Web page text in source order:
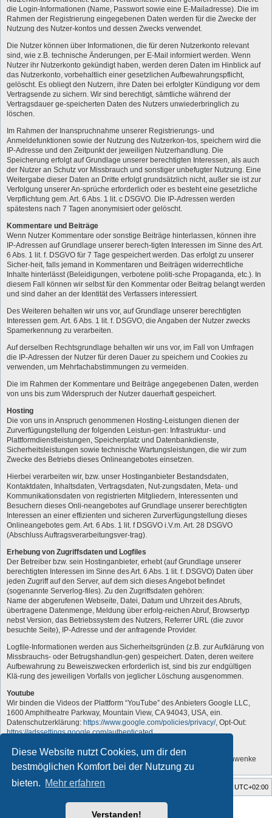
Diese Website nutzt Cookies, um dir den
bestmöglichen Komfort bei der Nutzung zu
bieten. Mehr erfahren
Verstanden!
die Login-Informationen (Name, Passwort sowie eine E-Mailadresse). Die im
Rahmen der Registrierung eingegebenen Daten werden für die Zwecke der
Nutzung des Nutzer-kontos und dessen Zwecks verwendet.
Die Nutzer können über Informationen, die für deren Nutzerkonto relevant
sind, wie z.B. technische Änderungen, per E-Mail informiert werden. Wenn
Nutzer ihr Nutzerkonto gekündigt haben, werden deren Daten im Hinblick auf
das Nutzerkonto, vorbehaltlich einer gesetzlichen Aufbewahrungspflicht,
gelöscht. Es obliegt den Nutzern, ihre Daten bei erfolgter Kündigung vor dem
Vertragsende zu sichern. Wir sind berechtigt, sämtliche während der
Vertragsdauer ge-speicherten Daten des Nutzers unwiederbringlich zu
löschen.
Im Rahmen der Inanspruchnahme unserer Registrierungs- und
Anmeldefunktionen sowie der Nutzung des Nutzerkon-tos, speichern wird die
IP-Adresse und den Zeitpunkt der jeweiligen Nutzerhandlung. Die
Speicherung erfolgt auf Grundlage unserer berechtigten Interessen, als auch
der Nutzer an Schutz vor Missbrauch und sonstiger unbefugter Nutzung. Eine
Weitergabe dieser Daten an Dritte erfolgt grundsätzlich nicht, außer sie ist zur
Verfolgung unserer An-sprüche erforderlich oder es besteht eine gesetzliche
Verpflichtung gem. Art. 6 Abs. 1 lit. c DSGVO. Die IP-Adressen werden
spätestens nach 7 Tagen anonymisiert oder gelöscht.
Kommentare und Beiträge
Wenn Nutzer Kommentare oder sonstige Beiträge hinterlassen, können ihre
IP-Adressen auf Grundlage unserer berech-tigten Interessen im Sinne des Art.
6 Abs. 1 lit. f. DSGVO für 7 Tage gespeichert werden. Das erfolgt zu unserer
Sicher-heit, falls jemand in Kommentaren und Beiträgen widerrechtliche
Inhalte hinterlässt (Beleidigungen, verbotene politi-sche Propaganda, etc.). In
diesem Fall können wir selbst für den Kommentar oder Beitrag belangt werden
und sind daher an der Identität des Verfassers interessiert.
Des Weiteren behalten wir uns vor, auf Grundlage unserer berechtigten
Interessen gem. Art. 6 Abs. 1 lit. f. DSGVO, die Angaben der Nutzer zwecks
Spamerkennung zu verarbeiten.
Auf derselben Rechtsgrundlage behalten wir uns vor, im Fall von Umfragen
die IP-Adressen der Nutzer für deren Dauer zu speichern und Cookies zu
verwenden, um Mehrfachabstimmungen zu vermeiden.
Die im Rahmen der Kommentare und Beiträge angegebenen Daten, werden
von uns bis zum Widerspruch der Nutzer dauerhaft gespeichert.
Hosting
Die von uns in Anspruch genommenen Hosting-Leistungen dienen der
Zurverfügungstellung der folgenden Leistun-gen: Infrastruktur- und
Plattformdienstleistungen, Speicherplatz und Datenbankdienste,
Sicherheitsleistungen sowie technische Wartungsleistungen, die wir zum
Zwecke des Betriebs dieses Onlineangebotes einsetzen.
Hierbei verarbeiten wir, bzw. unser Hostinganbieter Bestandsdaten,
Kontaktdaten, Inhaltsdaten, Vertragsdaten, Nut-zungsdaten, Meta- und
Kommunikationsdaten von registrierten Mitgliedern, Interessenten und
Besuchern dieses Onli-neangebotes auf Grundlage unserer berechtigten
Interessen an einer effizienten und sicheren Zurverfügungstellung dieses
Onlineangebotes gem. Art. 6 Abs. 1 lit. f DSGVO i.V.m. Art. 28 DSGVO
(Abschluss Auftragsverarbeitungsver-trag).
Erhebung von Zugriffsdaten und Logfiles
Der Betreiber bzw. sein Hostinganbieter, erhebt (auf Grundlage unserer
berechtigten Interessen im Sinne des Art. 6 Abs. 1 lit. f. DSGVO) Daten über
jeden Zugriff auf den Server, auf dem sich dieses Angebot befindet
(sogenannte Serverlog-files). Zu den Zugriffsdaten gehören:
Name der abgerufenen Webseite, Datei, Datum und Uhrzeit des Abrufs,
übertragene Datenmenge, Meldung über erfolg-reichen Abruf, Browsertyp
nebst Version, das Betriebssystem des Nutzers, Referrer URL (die zuvor
besuchte Seite), IP-Adresse und der anfragende Provider.
Logfile-Informationen werden aus Sicherheitsgründen (z.B. zur Aufklärung von
Missbrauchs- oder Betrugshandlun-gen) gespeichert. Daten, deren weitere
Aufbewahrung zu Beweiszwecken erforderlich ist, sind bis zur endgültigen
Klä-rung des jeweiligen Vorfalls von jeglicher Löschung ausgenommen.
Youtube
Wir binden die Videos der Plattform “YouTube” des Anbieters Google LLC,
1600 Amphitheatre Parkway, Mountain View, CA 94043, USA, ein.
Datenschutzerklärung: https://www.google.com/policies/privacy/, Opt-Out:
https://adssettings.google.com/authenticated.
„Vom Administrator angepasst“
Quelle: Erstellt mit Datenschutz-Generator.de von RA Dr. Thomas Schwenke
Foren-Übersicht UTC+02:00
forum tricolor tv
Powered byphpBB® Forum Software © phpBB Limited